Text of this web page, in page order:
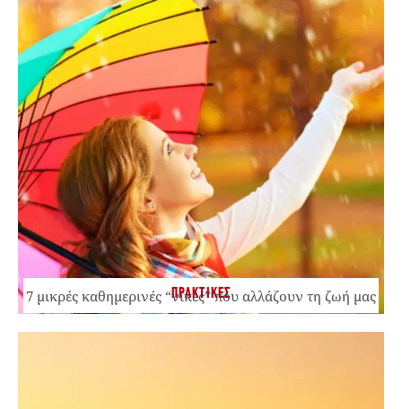
ΠΡΑΚΤΙΚΕΣ
7 μικρές καθημερινές “νίκες” που αλλάζουν τη ζωή μας